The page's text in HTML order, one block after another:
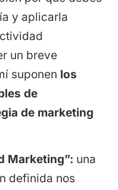
y aplicarla
un breve
suponen los
de
de marketing
Marketing”: una
definida nos